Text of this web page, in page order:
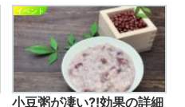
イベント
小豆粥が凄い⁈効果の詳細